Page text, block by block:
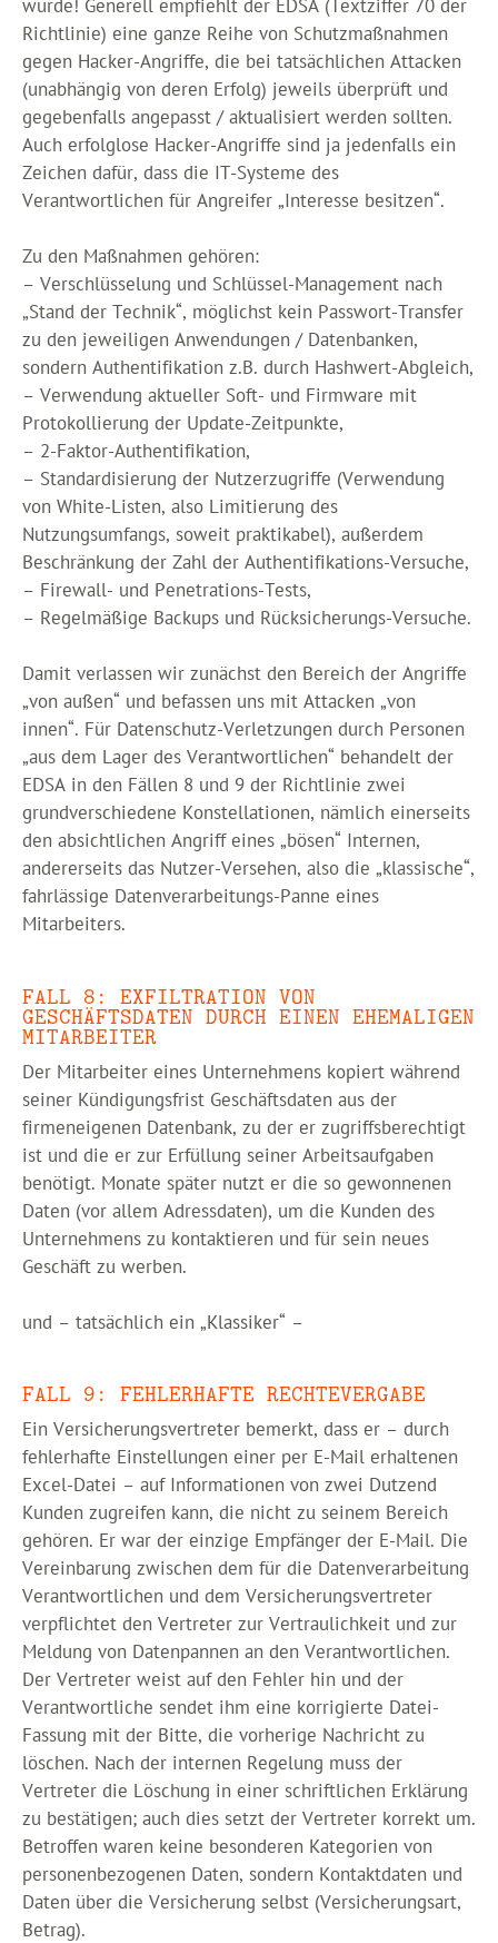
wurde! Generell empfiehlt der EDSA (Textziffer 70 der
Richtlinie) eine ganze Reihe von Schutzmaßnahmen
gegen Hacker-Angriffe, die bei tatsächlichen Attacken
(unabhängig von deren Erfolg) jeweils überprüft und
gegebenfalls angepasst / aktualisiert werden sollten.
Auch erfolglose Hacker-Angriffe sind ja jedenfalls ein
Zeichen dafür, dass die IT-Systeme des
Verantwortlichen für Angreifer „Interesse besitzen“.
Zu den Maßnahmen gehören:
– Verschlüsselung und Schlüssel-Management nach
„Stand der Technik“, möglichst kein Passwort-Transfer
zu den jeweiligen Anwendungen / Datenbanken,
sondern Authentifikation z.B. durch Hashwert-Abgleich,
– Verwendung aktueller Soft- und Firmware mit
Protokollierung der Update-Zeitpunkte,
– 2-Faktor-Authentifikation,
– Standardisierung der Nutzerzugriffe (Verwendung
von White-Listen, also Limitierung des
Nutzungsumfangs, soweit praktikabel), außerdem
Beschränkung der Zahl der Authentifikations-Versuche,
– Firewall- und Penetrations-Tests,
– Regelmäßige Backups und Rücksicherungs-Versuche.
Damit verlassen wir zunächst den Bereich der Angriffe
„von außen“ und befassen uns mit Attacken „von
innen“. Für Datenschutz-Verletzungen durch Personen
„aus dem Lager des Verantwortlichen“ behandelt der
EDSA in den Fällen 8 und 9 der Richtlinie zwei
grundverschiedene Konstellationen, nämlich einerseits
den absichtlichen Angriff eines „bösen“ Internen,
andererseits das Nutzer-Versehen, also die „klassische“,
fahrlässige Datenverarbeitungs-Panne eines
Mitarbeiters.
FALL 8: EXFILTRATION VON
GESCHÄFTSDATEN DURCH EINEN EHEMALIGEN
MITARBEITER
Der Mitarbeiter eines Unternehmens kopiert während
seiner Kündigungsfrist Geschäftsdaten aus der
firmeneigenen Datenbank, zu der er zugriffsberechtigt
ist und die er zur Erfüllung seiner Arbeitsaufgaben
benötigt. Monate später nutzt er die so gewonnenen
Daten (vor allem Adressdaten), um die Kunden des
Unternehmens zu kontaktieren und für sein neues
Geschäft zu werben.
und – tatsächlich ein „Klassiker“ –
FALL 9: FEHLERHAFTE RECHTEVERGABE
Ein Versicherungsvertreter bemerkt, dass er – durch
fehlerhafte Einstellungen einer per E-Mail erhaltenen
Excel-Datei – auf Informationen von zwei Dutzend
Kunden zugreifen kann, die nicht zu seinem Bereich
gehören. Er war der einzige Empfänger der E-Mail. Die
Vereinbarung zwischen dem für die Datenverarbeitung
Verantwortlichen und dem Versicherungsvertreter
verpflichtet den Vertreter zur Vertraulichkeit und zur
Meldung von Datenpannen an den Verantwortlichen.
Der Vertreter weist auf den Fehler hin und der
Verantwortliche sendet ihm eine korrigierte Datei-
Fassung mit der Bitte, die vorherige Nachricht zu
löschen. Nach der internen Regelung muss der
Vertreter die Löschung in einer schriftlichen Erklärung
zu bestätigen; auch dies setzt der Vertreter korrekt um.
Betroffen waren keine besonderen Kategorien von
personenbezogenen Daten, sondern Kontaktdaten und
Daten über die Versicherung selbst (Versicherungsart,
Betrag).